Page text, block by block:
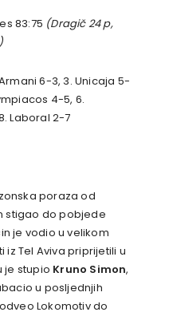
83:75 (Dragič 24 p,
6-3, 3. Unicaja 5-
4-5, 6.
Laboral 2-7
poraza od
stigao do pobjede
je vodio u velikom
iz Tel Aviva priprijetili u
je stupio Kruno Simon,
u posljednjih
Lokomotiv do